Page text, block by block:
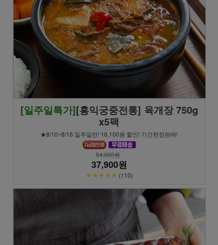
[일주일특가][홍익궁중전통] 육개장 750g
x5팩
★8/10~8/16 일주일만! 16,100원 할인! 기간한정판매!
54,000원
37,900원
★★★★★ (110)